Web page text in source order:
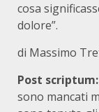
cosa
dolore”.
di Massimo
Post scriptum:
sono mancati